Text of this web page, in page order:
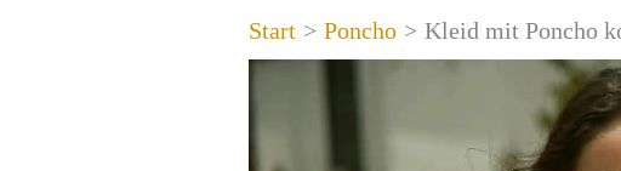
Start Poncho Kleid mit Poncho